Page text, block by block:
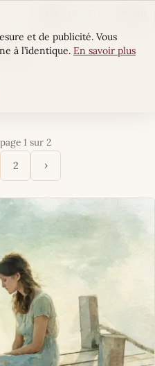
1 sur 2
2 ›
et de publicité. Vous
à l’identique. En savoir plus